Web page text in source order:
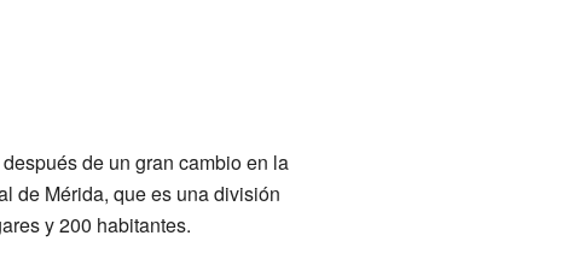
de un gran cambio en la
de Mérida, que es una división
y 200 habitantes.